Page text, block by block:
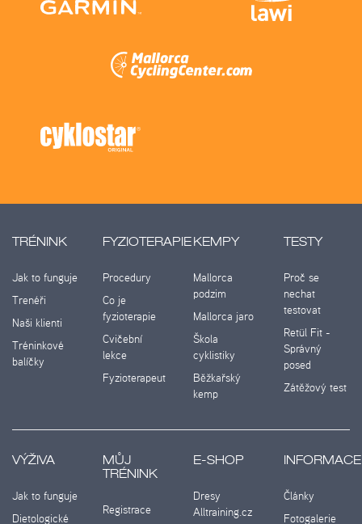
TRÉNINK
Jak to funguje
Trenéři
Naši klienti
Tréninkové
balíčky
FYZIOTERAPIE
Procedury
Co je
fyzioterapie
Cvičební
lekce
Fyzioterapeut
KEMPY
Mallorca
podzim
Mallorca jaro
Škola
cyklistiky
Běžkařský
kemp
TESTY
Proč se
nechat
testovat
Retül Fit -
Správný
posed
Zátěžový test
VÝŽIVA
Jak to funguje
Dietologické
MŮJ
TRÉNINK
Registrace
E-SHOP
Dresy
Alltraining.cz
INFORMACE
Články
Fotogalerie